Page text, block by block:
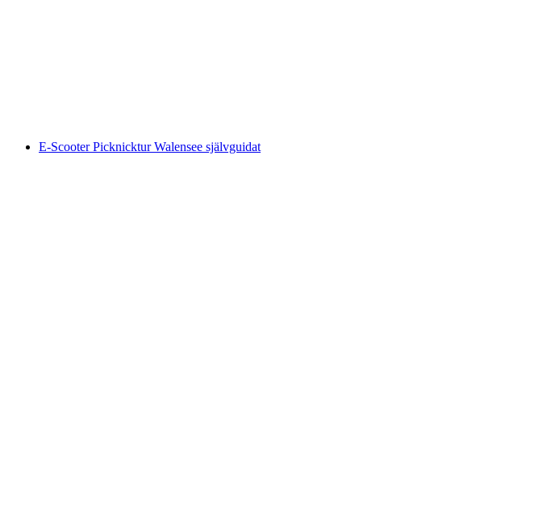
E-Scooter Picknicktur Walensee självguidat